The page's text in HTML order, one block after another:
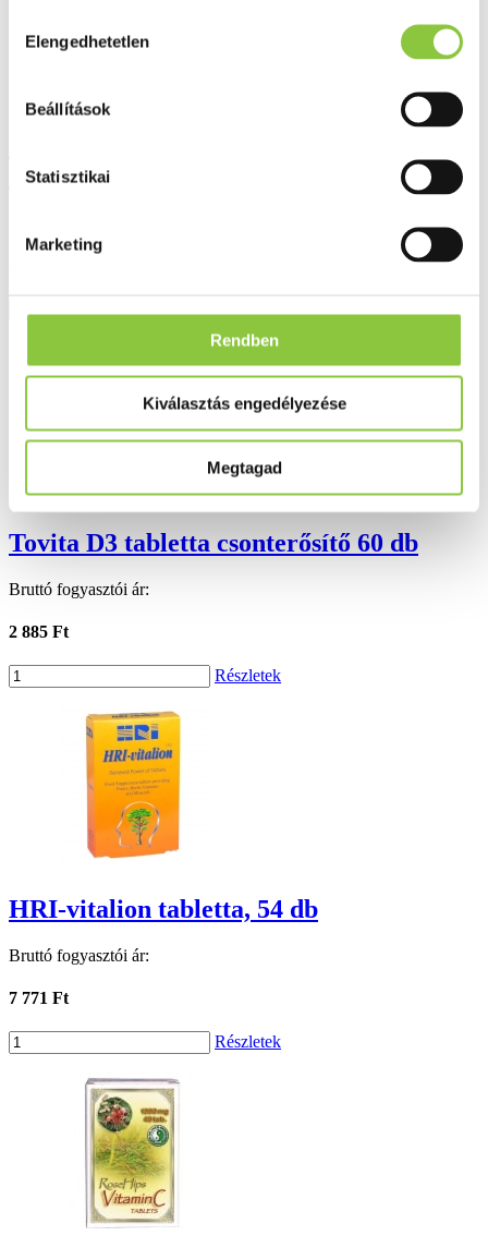
kiválasztása
Elengedhetetlen
Beállítások
Statisztikai
Marketing
Rendben
Kiválasztás engedélyezése
Megtagad
200 ml
Tovita D3 tabletta csonterősítő 60 db
Bruttó fogyasztói ár:
2 885 Ft
Részletek
HRI-vitalion tabletta, 54 db
Bruttó fogyasztói ár:
7 771 Ft
Részletek